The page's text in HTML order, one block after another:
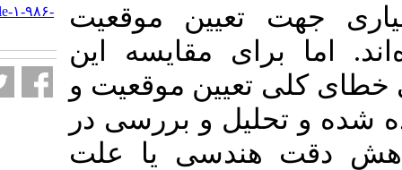
موقعیت
مقایسه این
موقعیت و
و بررسی در
یا علت
http://jgst.issgeac.ir/article-۱-۹۸۶-